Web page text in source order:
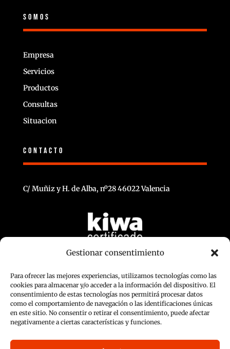
Gestionar consentimiento
Para ofrecer las mejores experiencias, utilizamos tecnologías como las
cookies para almacenar y/o acceder a la información del dispositivo. El
consentimiento de estas tecnologías nos permitirá procesar datos
como el comportamiento de navegación o las identificaciones únicas
en este sitio. No consentir o retirar el consentimiento, puede afectar
negativamente a ciertas características y funciones.
SOMOS
Empresa
Servicios
Productos
Consultas
Situacion
CONTACTO
C/ Muñiz y H. de Alba, nº28 46022 Valencia